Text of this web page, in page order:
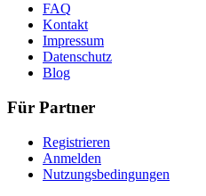
FAQ
Kontakt
Impressum
Datenschutz
Blog
Für Partner
Registrieren
Anmelden
Nutzungsbedingungen